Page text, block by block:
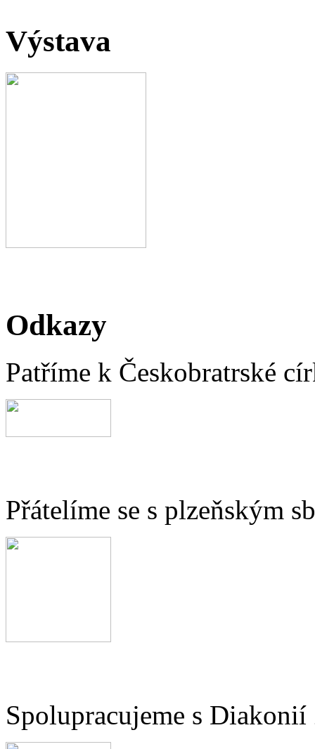
Výstava
Odkazy
Patříme k Českobratrské
Přátelíme se s plzeňským
Spolupracujeme s Diakonií